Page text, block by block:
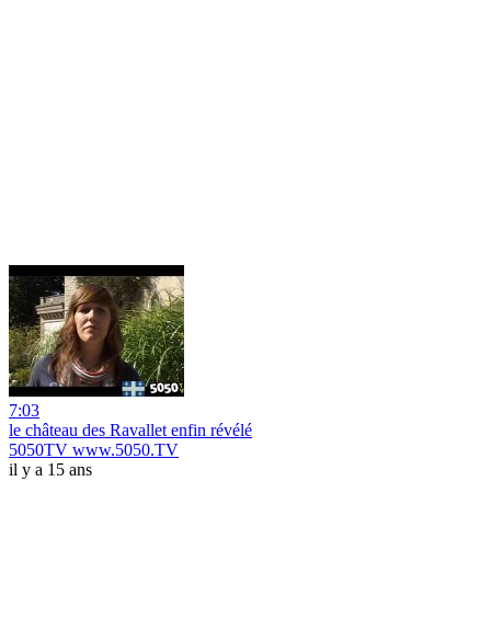
7:03
le château des Ravallet enfin révélé
5050TV www.5050.TV
il y a 15 ans